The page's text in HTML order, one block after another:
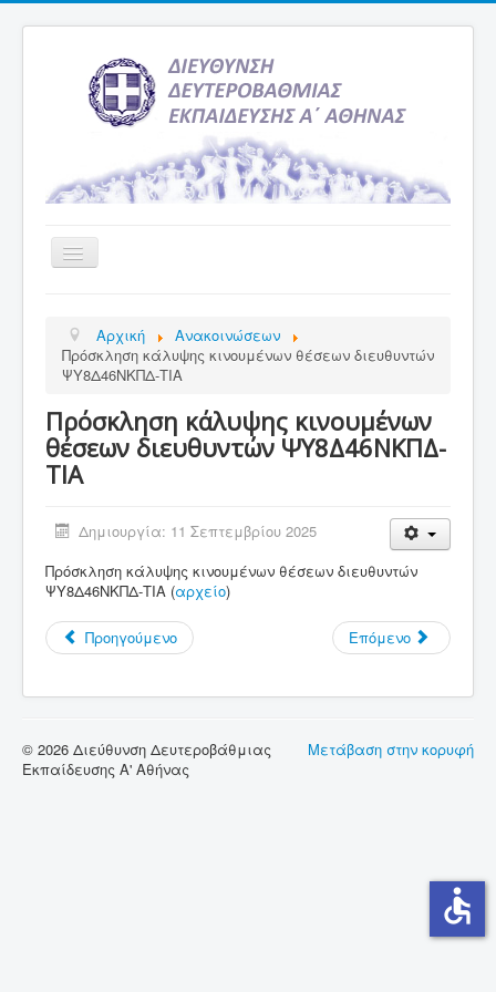
Εναλλαγή
πλοήγησης
Υπηρεσία Ενημέρωσης
Τελευταία νέα
Σχολεία
Εκδρομές
Σύνδεσμοι
Επικοινωνία
Αρχική
Ανακοινώσεων
Πρόσκληση κάλυψης κινουμένων θέσεων διευθυντών
ΨΥ8Δ46ΝΚΠΔ-ΤΙΑ
Πρόσκληση κάλυψης κινουμένων
θέσεων διευθυντών ΨΥ8Δ46ΝΚΠΔ-
ΤΙΑ
Δημιουργία: 11 Σεπτεμβρίου 2025
Πρόσκληση κάλυψης κινουμένων θέσεων διευθυντών
ΨΥ8Δ46ΝΚΠΔ-ΤΙΑ (αρχείο)
Προηγούμενο Επόμενο
Μετάβαση στην κορυφή
© 2026 Διεύθυνση Δευτεροβάθμιας
Εκπαίδευσης Α' Αθήνας
accessible